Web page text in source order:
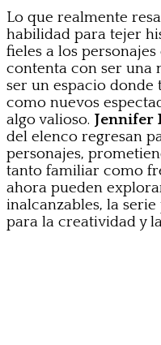
Lo que realmente
habilidad para tejer
fieles a los personajes
contenta con ser una
ser un espacio donde
como nuevos
algo valioso. Jennifer
del elenco regresan
personajes,
tanto familiar como
ahora pueden
inalcanzables, la
para la creatividad y